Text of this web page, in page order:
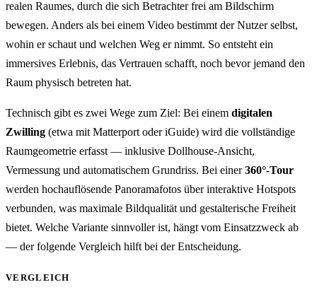
realen Raumes, durch die sich Betrachter frei am Bildschirm
bewegen. Anders als bei einem Video bestimmt der Nutzer selbst,
wohin er schaut und welchen Weg er nimmt. So entsteht ein
immersives Erlebnis, das Vertrauen schafft, noch bevor jemand den
Raum physisch betreten hat.
Technisch gibt es zwei Wege zum Ziel: Bei einem digitalen
Zwilling (etwa mit Matterport oder iGuide) wird die vollständige
Raumgeometrie erfasst — inklusive Dollhouse-Ansicht,
Vermessung und automatischem Grundriss. Bei einer360°-Tour
werden hochauflösende Panoramafotos über interaktive Hotspots
verbunden, was maximale Bildqualität und gestalterische Freiheit
bietet. Welche Variante sinnvoller ist, hängt vom Einsatzzweck ab
— der folgende Vergleich hilft bei der Entscheidung.
VERGLEICH